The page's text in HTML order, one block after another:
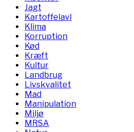
Jagt
Kartoffelavl
Klima
Korruption
Kød
Kræft
Kultur
Landbrug
Livskvalitet
Mad
Manipulation
Miljø
MRSA